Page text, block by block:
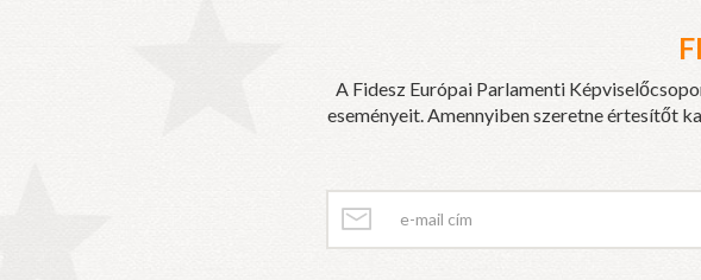
A Fidesz Európai Parlamenti
eseményeit. Amennyiben szeretne értesítőt